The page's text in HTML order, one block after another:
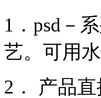
1．psd－
艺。可用
2． 产品